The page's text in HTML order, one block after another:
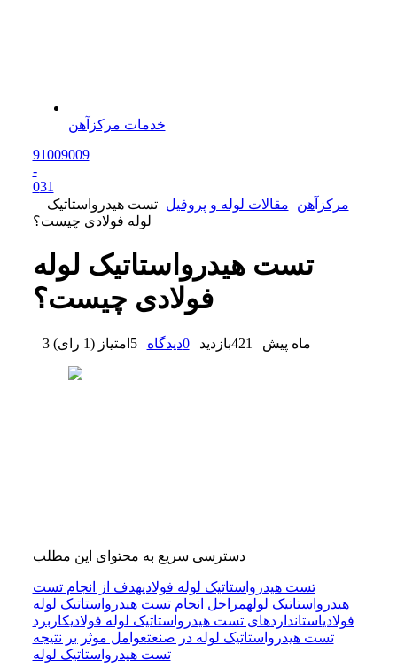
خدمات مرکزآهن
91009009
-
031
مرکزآهن
مقالات لوله و پروفیل
تست هیدرواستاتیک
لوله فولادی چیست؟
تست هیدرواستاتیک لوله
فولادی چیست؟
3 ماه پیش 421بازدید 0دیدگاه 5 امتیاز (1 رای )
دسترسی سریع به محتوای این مطلب
تست هیدرواستاتیک لوله فولادیهدف از انجام تست
هیدرواستاتیک لولهمراحل انجام تست هیدرواستاتیک لوله
فولادیاستانداردهای تست هیدرواستاتیک لوله فولادیکاربرد
تست هیدرواستاتیک لوله در صنعتعوامل موثر بر نتیجه
تست هیدرواستاتیک لوله